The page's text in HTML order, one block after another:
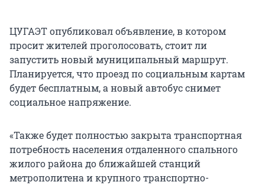
ЦУГАЭТ опубликовал объявление, в котором
просит жителей проголосовать, стоит ли
запустить новый муниципальный маршрут.
Планируется, что проезд по социальным картам
будет бесплатным, а новый автобус снимет
социальное напряжение.
«Также будет полностью закрыта транспортная
потребность населения отдаленного спального
жилого района до ближайшей станций
метрополитена и крупного транспортно-